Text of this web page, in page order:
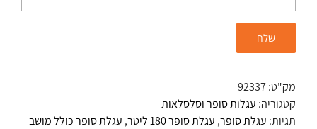
מק"ט:92337
קטגוריה: עגלות סופר וסלסלאות
תגיות: עגלת סופר, עגלת סופר 180 ליטר , עגלת סופר כולל מושב